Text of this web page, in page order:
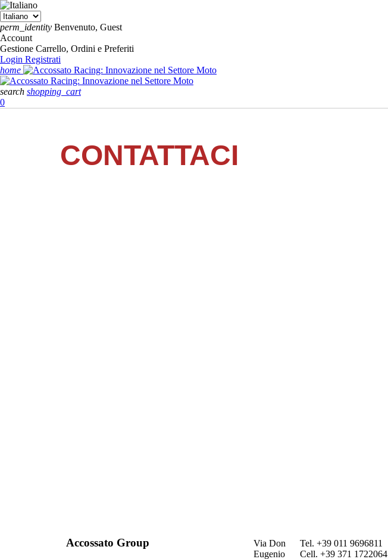
perm_identity Benvenuto, Guest
Account
Gestione Carrello, Ordini e Preferiti
Login Registrati
home
search shopping_cart
0
CONTATTACI
Accossato Group
Via Don
Eugenio
Tel. +39 011 9696811
Cell. +39 371 1722064